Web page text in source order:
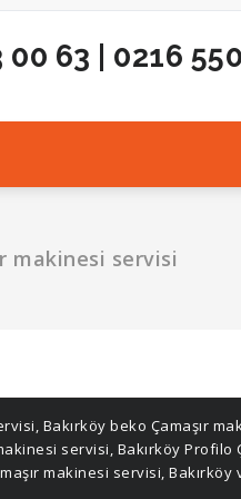
00 63 | 0216
makinesi servisi
, Bakırköy beko Çamaşır
servisi, Bakırköy Profilo
makinesi servisi, Bakırköy